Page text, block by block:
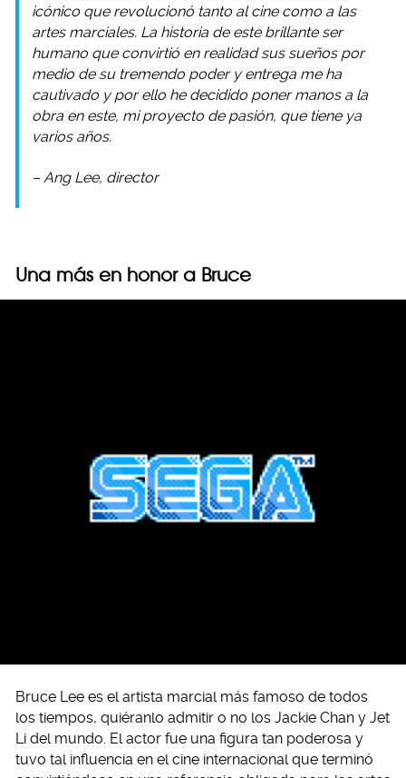
icónico que revolucionó tanto al cine como a las
artes marciales. La historia de este brillante ser
humano que convirtió en realidad sus sueños por
medio de su tremendo poder y entrega me ha
cautivado y por ello he decidido poner manos a la
obra en este, mi proyecto de pasión, que tiene ya
varios años.
– Ang Lee, director
Una más en honor a Bruce
Bruce Lee es el artista marcial más famoso de todos
los tiempos, quiéranlo admitir o no los Jackie Chan y Jet
Li del mundo. El actor fue una figura tan poderosa y
tuvo tal influencia en el cine internacional que terminó